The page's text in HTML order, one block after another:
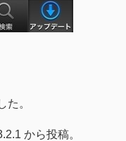
た。
から投稿。